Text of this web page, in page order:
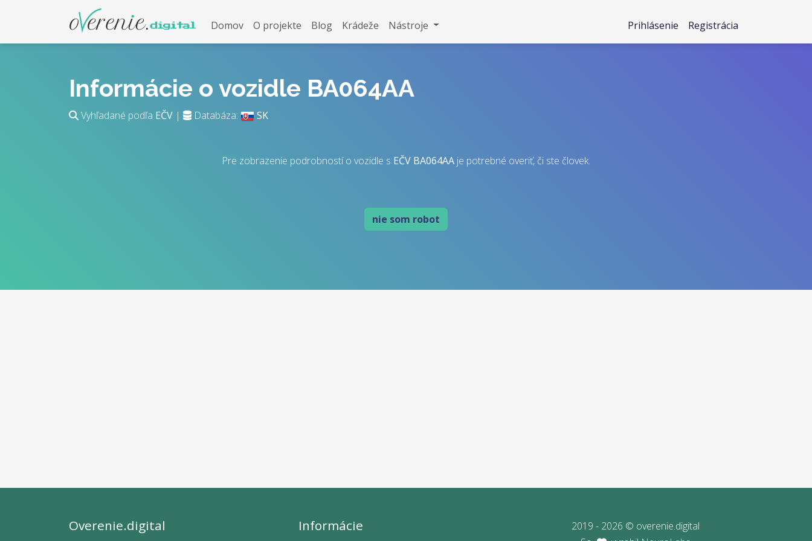
Domov O projekte Blog Krádeže Nástroje Prihlásenie Registrácia
Informácie o vozidle BA064AA
Vyhľadané podľa EČV | Databáza: SK
Pre zobrazenie podrobností o vozidle s EČV BA064AA je potrebné overiť, či ste človek.
nie som robot
Overenie.digital Informácie
2019 - 2026 © overenie.digital